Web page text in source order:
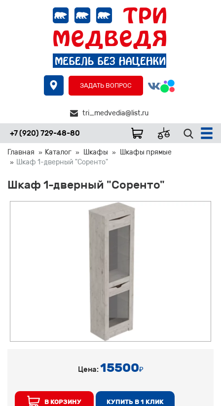
ЗАДАТЬ ВОПРОС
tri_medvedia@list.ru
+7 (920) 729-48-80
Главная Каталог Шкафы
Шкафы прямые
Шкаф 1-дверный "Соренто"
Шкаф 1-дверный "Соренто"
Цена:15500₽
В КОРЗИНУ КУПИТЬ В 1 КЛИК